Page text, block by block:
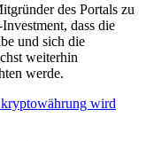
des Portals zu
dass die
und sich die
weiterhin
werde.
wird